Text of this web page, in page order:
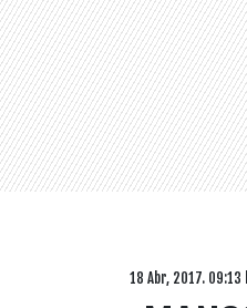
18 Abr, 2017. 09:13